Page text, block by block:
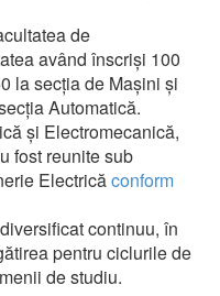
de
având înscrişi 100
la secţia de Maşini şi
Automatică.
şi Electromecanică,
fost reunite sub
Electricăconform
continuu, în
pentru ciclurile de
de studiu.